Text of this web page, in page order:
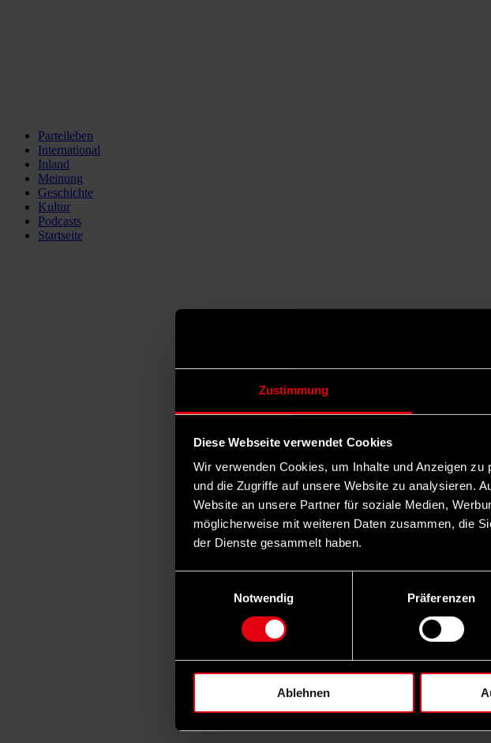
Zustimmung
Diese Webseite verwendet Cookies
Wir verwenden Cookies, um Inhalte und Anzeigen
und die Zugriffe auf unsere Website zu analysieren.
Website an unsere Partner für soziale Medien,
möglicherweise mit weiteren Daten zusammen, die
der Dienste gesammelt haben.
Notwendig
Präferenzen
Ablehnen
Parteileben
International
Inland
Meinung
Geschichte
Kultur
Podcasts
Startseite